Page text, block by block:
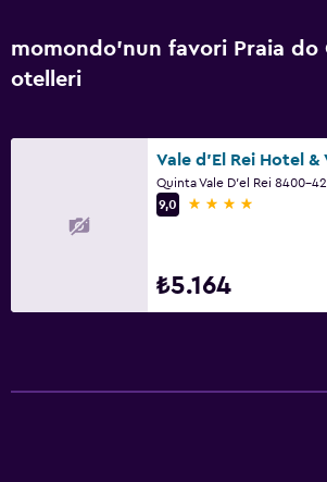
momondo'nun favori Praia do
otelleri
9,0
4 yıldız
₺5.164